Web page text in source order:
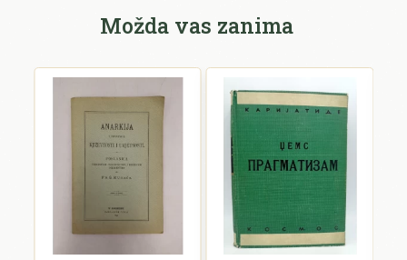
Možda vas zanima